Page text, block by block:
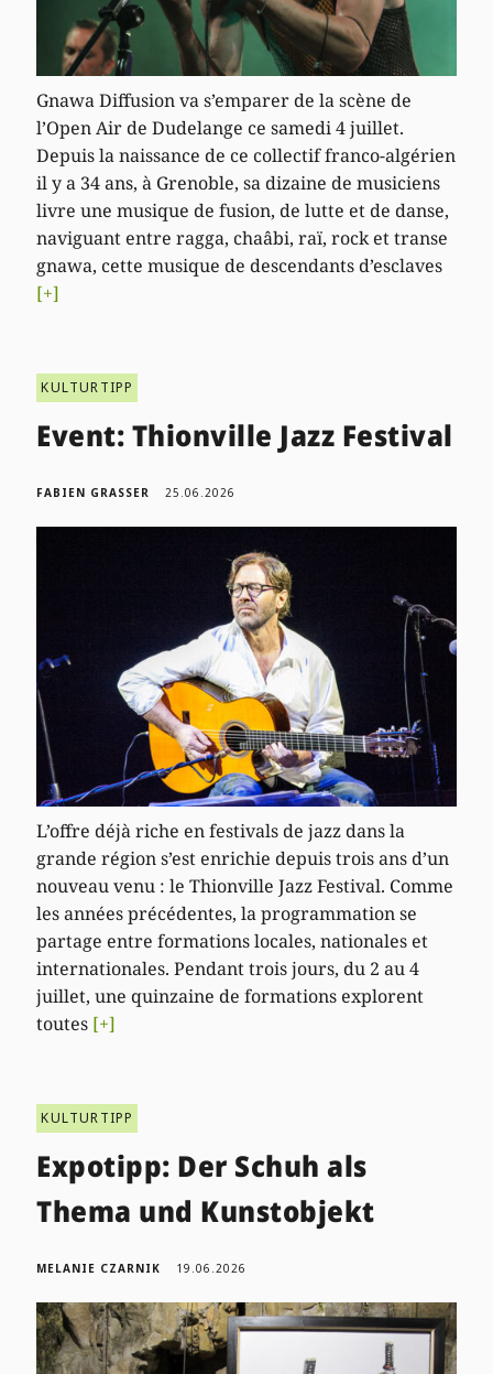
Gnawa Diffusion va s’emparer de la scène de
l’Open Air de Dudelange ce samedi 4 juillet.
Depuis la naissance de ce collectif franco-algérien
il y a 34 ans, à Grenoble, sa dizaine de musiciens
livre une musique de fusion, de lutte et de danse,
naviguant entre ragga, chaâbi, raï, rock et transe
gnawa, cette musique de descendants d’esclaves
[+]
KULTURTIPP
Event: Thionville Jazz Festival
FABIEN GRASSER 25.06.2026
L’offre déjà riche en festivals de jazz dans la
grande région s’est enrichie depuis trois ans d’un
nouveau venu : le Thionville Jazz Festival. Comme
les années précédentes, la programmation se
partage entre formations locales, nationales et
internationales. Pendant trois jours, du 2 au 4
juillet, une quinzaine de formations explorent
toutes [+]
KULTURTIPP
Expotipp: Der Schuh als
Thema und Kunstobjekt
MELANIE CZARNIK 19.06.2026